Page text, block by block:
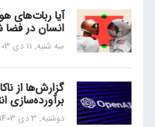
آیا ربات‌های
انسان در فضا
سه شنبه, 11 دی 1403, ساعت 10:01
برآورده‌سازی
دوشنبه, 3 دی 1403, ساعت 0:35